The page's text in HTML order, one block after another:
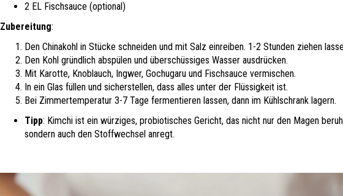
2 EL Fischsauce (optional)
Zubereitung:
Den Chinakohl in Stücke schneiden und mit Salz einreiben. 1-2 Stunden ziehen
Den Kohl gründlich abspülen und überschüssiges Wasser ausdrücken.
Mit Karotte, Knoblauch, Ingwer, Gochugaru und Fischsauce vermischen.
In ein Glas füllen und sicherstellen, dass alles unter der Flüssigkeit ist.
Bei Zimmertemperatur 3-7 Tage fermentieren lassen, dann im Kühlschrank lagern.
Tipp: Kimchi ist ein würziges, probiotisches Gericht, das nicht nur den Magen
sondern auch den Stoffwechsel anregt.